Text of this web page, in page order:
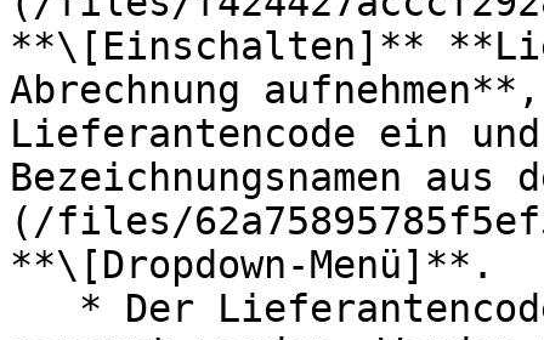
**\[Einschalten]**
Abrechnung
Lieferantencode ein
Bezeichnungsnamen aus
(/files/
**\[Dropdown-Menü]**.